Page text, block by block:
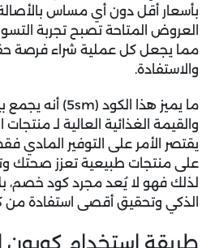
بأسعار أقل دون أي مساس
العروض المتاحة تصبح تجربة
مما يجعل كل عملية شراء فرصة
والاستفادة.
ما يميز هذا الكود (5sm) أنه يجمع
والقيمة الغذائية العالية لـ منتجات
يقتصر الأمر على التوفير المادي
على منتجات طبيعية تعزز صحتك
لذلك فهو لا يُعد مجرد كود خصم،
الذكي وتحقيق أقصى استفادة من
طريقة استخدام كوبون